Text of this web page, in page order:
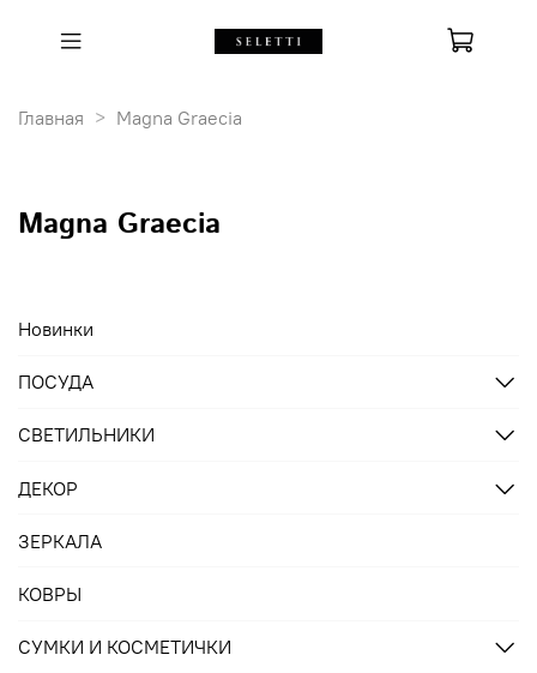
Главная Magna Graecia
Magna Graecia
Новинки
ПОСУДА
СВЕТИЛЬНИКИ
ДЕКОР
ЗЕРКАЛА
КОВРЫ
СУМКИ И КОСМЕТИЧКИ